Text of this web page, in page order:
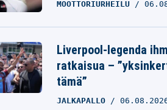
MOOTTORIURHEILU
Liverpool-legenda
ratkaisua –
tämä”
JALKAPALLO